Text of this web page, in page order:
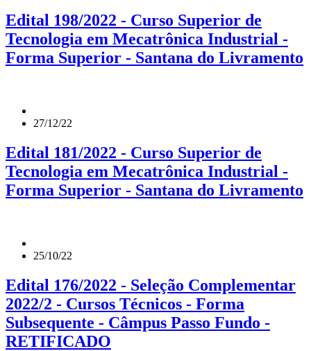
Edital 198/2022 - Curso Superior de
Tecnologia em Mecatrônica Industrial -
Forma Superior - Santana do Livramento
27/12/22
Edital 181/2022 - Curso Superior de
Tecnologia em Mecatrônica Industrial -
Forma Superior - Santana do Livramento
25/10/22
Edital 176/2022 - Seleção Complementar
2022/2 - Cursos Técnicos - Forma
Subsequente - Câmpus Passo Fundo -
RETIFICADO